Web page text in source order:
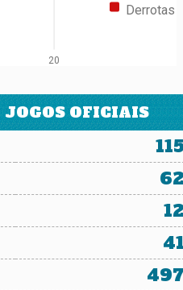
Derrotas
20
OFICIAIS